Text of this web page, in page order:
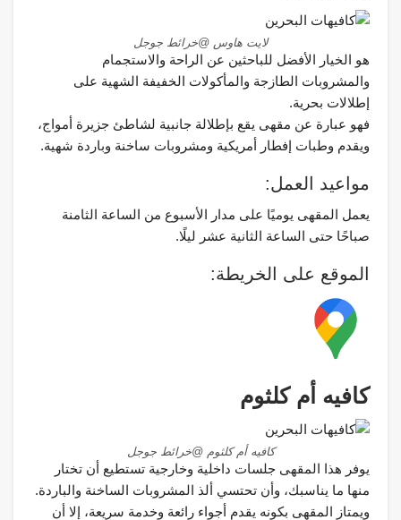
لايت هاوس @خرائط جوجل
هو الخيار الأفضل للباحثين عن الراحة والاستجمام
والمشروبات الطازجة والمأكولات الخفيفة الشهية على
إطلالات بحرية.
فهو عبارة عن مقهى يقع بإطلالة جانبية لشاطئ جزيرة أمواج،
ويقدم وطبات إفطار أمريكية ومشروبات ساخنة وباردة شهية.
مواعيد العمل:
يعمل المقهى يوميًا على مدار الأسبوع من الساعة الثامنة
صباحًا حتى الساعة الثانية عشر ليلًا.
الموقع على الخريطة:
كافيه أم كلثوم
كافيه أم كلثوم @خرائط جوجل
يوفر هذا المقهى جلسات داخلية وخارجية تستطيع أن تختار
منها ما يناسبك، وأن تحتسي ألذ المشروبات الساخنة والباردة.
ويمتاز المقهى بكونه يقدم أجواء رائعة وخدمة سريعة، إلا أن